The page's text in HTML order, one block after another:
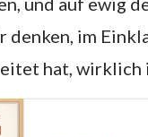
denken, im
hat, wirklich